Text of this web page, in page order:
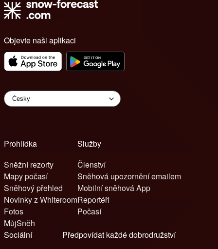
Objevte naši aplikaci
Prohlídka
Sněžní rezorty
Mapy počasí
Sněhový přehled
Novinky z Whiteroom
Fotos
MůjSněh
Služby
Členství
Sněhová upozornění emailem
Mobilní sněhová App
Reportéři
Počasí
Sociální
Předpovídat každé dobrodružství